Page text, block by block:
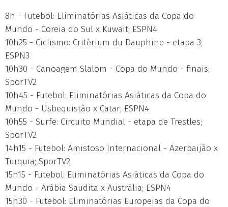
8h - Futebol: Eliminatórias Asiáticas da Copa do
Mundo - Coreia do Sul x Kuwait; ESPN4
10h25 - Ciclismo: Critérium du Dauphine - etapa 3;
ESPN3
10h30 - Canoagem Slalom - Copa do Mundo - finais;
SporTV2
10h45 - Futebol: Eliminatórias Asiáticas da Copa do
Mundo - Usbequistão x Catar; ESPN4
10h55 - Surfe: Circuito Mundial - etapa de Trestles;
SporTV2
14h15 - Futebol: Amistoso Internacional - Azerbaijão x
Turquia; SporTV2
15h15 - Futebol: Eliminatórias Asiáticas da Copa do
Mundo - Arábia Saudita x Austrália; ESPN4
15h30 - Futebol: Eliminatórias Europeias da Copa do